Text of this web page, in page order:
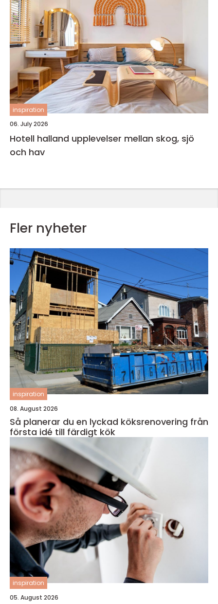
inspiration
06. July 2026
Hotell halland upplevelser mellan skog, sjö
och hav
Fler nyheter
inspiration
08. August 2026
Så planerar du en lyckad köksrenovering från
första idé till färdigt kök
inspiration
05. August 2026